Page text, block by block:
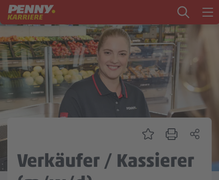
Zum Inhalt springen
Startseite
PENNY als Arbeitgeber
Ausbildung
Markt
Zentrale & Vertrieb
Mein Kandidat:innenprofil
Verkäufer / Kassierer